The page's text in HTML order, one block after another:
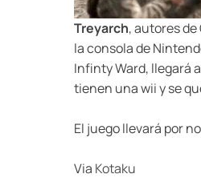
Treyarch, autores de
la consola de
Infinty Ward, llegará
tienen una wii y se
El juego llevará por
Via Kotaku